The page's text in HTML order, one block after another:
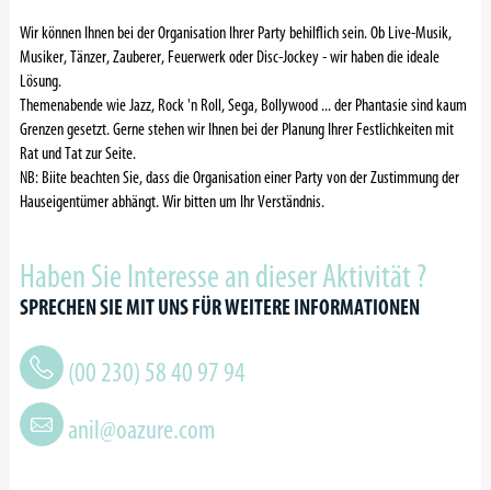
Wir können Ihnen bei der Organisation Ihrer Party behilflich sein. Ob Live-Musik,
Musiker, Tänzer, Zauberer, Feuerwerk oder Disc-Jockey - wir haben die ideale
Lösung.
Themenabende wie Jazz, Rock 'n Roll, Sega, Bollywood ... der Phantasie sind kaum
Grenzen gesetzt. Gerne stehen wir Ihnen bei der Planung Ihrer Festlichkeiten mit
Rat und Tat zur Seite.
NB: Biite beachten Sie, dass die Organisation einer Party von der Zustimmung der
Hauseigentümer abhängt. Wir bitten um Ihr Verständnis.
Haben Sie Interesse an dieser Aktivität ?
SPRECHEN SIE MIT UNS FÜR WEITERE INFORMATIONEN
(00 230) 58 40 97 94
anil@oazure.com